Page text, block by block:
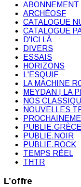
ABONNEMENT
ARCHÉOSF
CATALOGUE
CATALOGUE
D'ICI LÀ
DIVERS
ESSAIS
HORIZONS
L'ESQUIF
LA MACHINE
MEYDAN | LA
NOS
NOUVELLES
PUBLIE.GRÈCE
PUBLIE.NOIR
PUBLIE.ROCK
TEMPS RÉEL
THTR
L’offre